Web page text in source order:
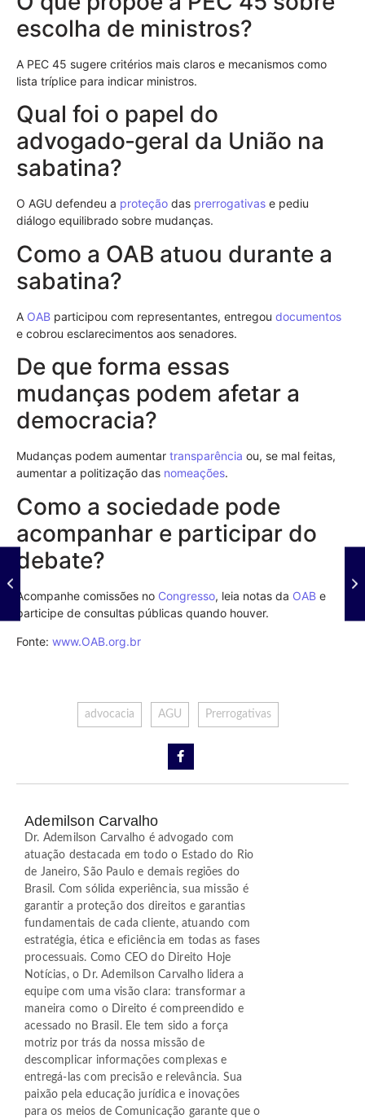
escolha de ministros?
A PEC 45 sugere critérios mais claros e mecanismos como
lista tríplice para indicar ministros.
Qual foi o papel do
advogado‑geral da União na
sabatina?
O AGU defendeu a proteção das prerrogativas e pediu
diálogo equilibrado sobre mudanças.
Como a OAB atuou durante a
sabatina?
A OAB participou com representantes, entregou documentos
e cobrou esclarecimentos aos senadores.
De que forma essas
mudanças podem afetar a
democracia?
Mudanças podem aumentar transparência ou, se mal feitas,
aumentar a politização das nomeações.
Como a sociedade pode
acompanhar e participar do
debate?
Acompanhe comissões no Congresso, leia notas da OAB e
participe de consultas públicas quando houver.
Fonte: www.OAB.org.br
advocacia AGU Prerrogativas
Ademilson Carvalho
Dr. Ademilson Carvalho é advogado com
atuação destacada em todo o Estado do Rio
de Janeiro, São Paulo e demais regiões do
Brasil. Com sólida experiência, sua missão é
garantir a proteção dos direitos e garantias
fundamentais de cada cliente, atuando com
estratégia, ética e eficiência em todas as fases
processuais. Como CEO do Direito Hoje
Notícias, o Dr. Ademilson Carvalho lidera a
equipe com uma visão clara: transformar a
maneira como o Direito é compreendido e
acessado no Brasil. Ele tem sido a força
motriz por trás da nossa missão de
descomplicar informações complexas e
entregá-las com precisão e relevância. Sua
paixão pela educação jurídica e inovações
para os meios de Comunicação garante que o